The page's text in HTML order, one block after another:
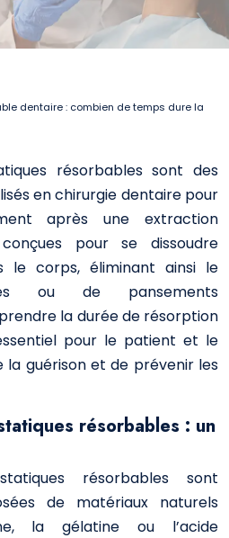
dentaire : combien de temps dure la
résorbables sont des
en chirurgie dentaire pour
après une extraction
pour se dissoudre
le corps, éliminant ainsi le
ou de pansements
la durée de résorption
pour le patient et le
la guérison et de prévenir les
résorbables : un
résorbables sont
de matériaux naturels
la gélatine ou l’acide